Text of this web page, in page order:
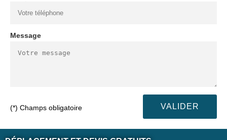
Message
(*) Champs obligatoire